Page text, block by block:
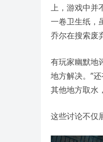
上，游戏中并
一卷卫生纸，
乔尔在搜索废
有玩家幽默地
地方解决。”
其他地方取水
这些讨论不仅